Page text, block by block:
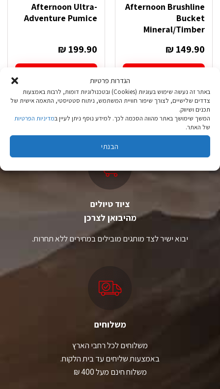
הגדרות פרטיות
באתר זה נעשה שימוש בעוגיות (Cookies) ובטכנולוגיות דומות, לרבות באמצעות
צדדים שלישיים, לצורך שיפור חוויית המשתמש, ניתוח סטטיסטי, התאמה אישית של
תכנים ושיווק.
המשך שימושך באתר מהווה הסכמה לכך. למידע נוסף ניתן לעיין במדיניות הפרטיות
של האתר.
הבנתי
Afternoon Brushline
Bucket
Mineral/Timber
₪ 149.90
זה
יש
מספר
סוגים.
ניתן
האפשרויות
בעמוד
Afternoon Ultra-
Adventure Pumice
₪ 199.90
למוצר
זה
יש
סוגים.
האפשרויות
בעמוד
המוצר
ציוד טיולים
מהיבואן לצרכן
יבוא ישיר לצד מותגים מובילים במחירים ללא תחרות.
משלוחים
משלוחים לכל רחבי הארץ
באמצעות שליחים עד בית הלקוח.
משלוח חינם מעל 400 ₪